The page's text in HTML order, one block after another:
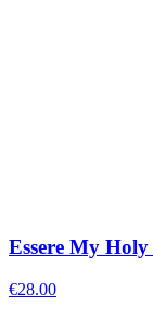
Essere My
€28.00